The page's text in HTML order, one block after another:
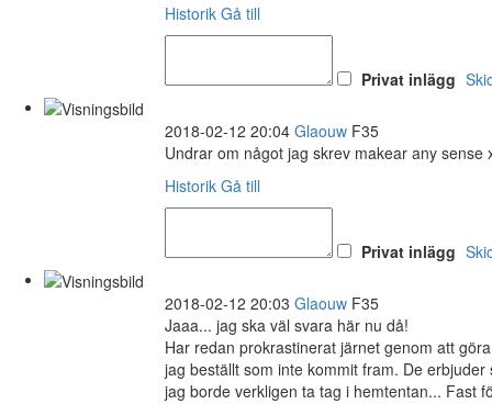
Historik Gå till
Privat inlägg
2018-02-12 20:04 Glaouw F35
Undrar om något jag skrev makear any sense
Historik Gå till
Privat inlägg
2018-02-12 20:03 Glaouw F35
Jaaa... jag ska väl svara här nu då!
Har redan prokrastinerat järnet genom att
jag beställt som inte kommit fram. De
jag borde verkligen ta tag i hemtentan... Fast